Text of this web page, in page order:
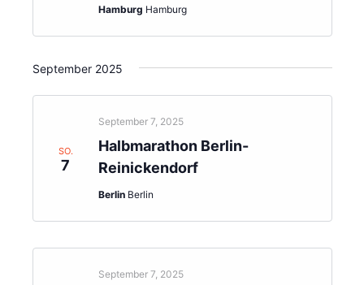
Hamburg Hamburg
September 2025
SO.
7
Halbmarathon Berlin-
Reinickendorf
September 7, 2025
Berlin Berlin
September 7, 2025